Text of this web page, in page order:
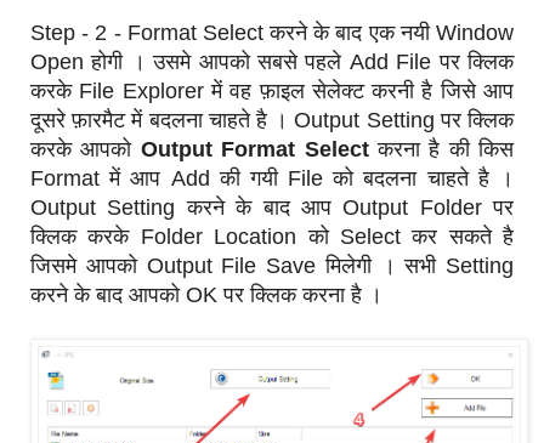
Step - 2 - Format Select करने के बाद एक नयी Window
Open होगी । उसमे आपको सबसे पहले Add File पर क्लिक
करके File Explorer में वह फ़ाइल सेलेक्ट करनी है जिसे आप
दूसरे फ़ारमैट में बदलना चाहते है । Output Setting पर क्लिक
करके आपको Output Format Selectकरना है की किस
Format में आप Add की गयी File को बदलना चाहते है ।
Output Setting करने के बाद आप Output Folder पर
क्लिक करके Folder Location को Select कर सकते है
जिसमे आपको Output File Save मिलेगी । सभी Setting
करने के बाद आपको OK पर क्लिक करना है ।